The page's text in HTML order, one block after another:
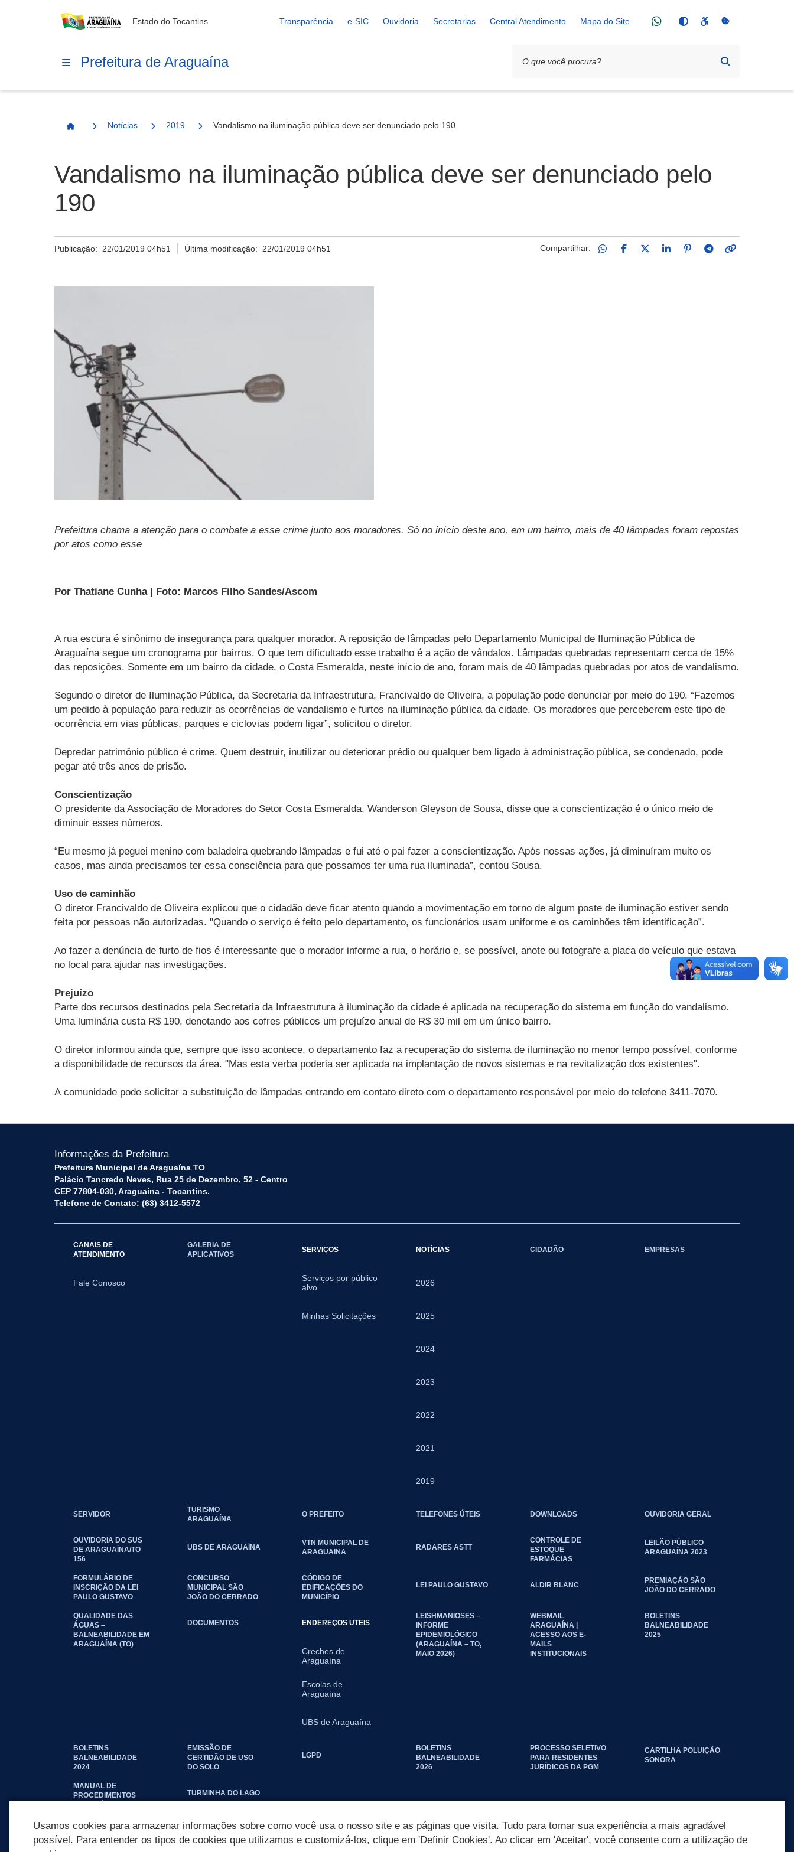
Estado do Tocantins Transparência e-SIC Ouvidoria Secretarias Central Atendimento Mapa do Site
Prefeitura de Araguaína
Página Inicial
Notícias 2019 Vandalismo na iluminação pública deve ser denunciado pelo 190
Vandalismo na iluminação pública deve ser denunciado pelo
190
Publicação: 22/01/2019 04h51 Última modificação: 22/01/2019 04h51 Compartilhar:
Prefeitura chama a atenção para o combate a esse crime junto aos moradores. Só no início deste ano, em um bairro, mais de 40 lâmpadas foram repostas
por atos como esse
Por Thatiane Cunha | Foto: Marcos Filho Sandes/Ascom
A rua escura é sinônimo de insegurança para qualquer morador. A reposição de lâmpadas pelo Departamento Municipal de Iluminação Pública de
Araguaína segue um cronograma por bairros. O que tem dificultado esse trabalho é a ação de vândalos. Lâmpadas quebradas representam cerca de 15%
das reposições. Somente em um bairro da cidade, o Costa Esmeralda, neste início de ano, foram mais de 40 lâmpadas quebradas por atos de vandalismo.
Segundo o diretor de Iluminação Pública, da Secretaria da Infraestrutura, Francivaldo de Oliveira, a população pode denunciar por meio do 190. “Fazemos
um pedido à população para reduzir as ocorrências de vandalismo e furtos na iluminação pública da cidade. Os moradores que perceberem este tipo de
ocorrência em vias públicas, parques e ciclovias podem ligar”, solicitou o diretor.
Depredar patrimônio público é crime. Quem destruir, inutilizar ou deteriorar prédio ou qualquer bem ligado à administração pública, se condenado, pode
pegar até três anos de prisão.
Conscientização
O presidente da Associação de Moradores do Setor Costa Esmeralda, Wanderson Gleyson de Sousa, disse que a conscientização é o único meio de
diminuir esses números.
“Eu mesmo já peguei menino com baladeira quebrando lâmpadas e fui até o pai fazer a conscientização. Após nossas ações, já diminuíram muito os
casos, mas ainda precisamos ter essa consciência para que possamos ter uma rua iluminada”, contou Sousa.
Uso de caminhão
O diretor Francivaldo de Oliveira explicou que o cidadão deve ficar atento quando a movimentação em torno de algum poste de iluminação estiver sendo
feita por pessoas não autorizadas. "Quando o serviço é feito pelo departamento, os funcionários usam uniforme e os caminhões têm identificação”.
Ao fazer a denúncia de furto de fios é interessante que o morador informe a rua, o horário e, se possível, anote ou fotografe a placa do veículo que estava
no local para ajudar nas investigações.
Prejuízo
Parte dos recursos destinados pela Secretaria da Infraestrutura à iluminação da cidade é aplicada na recuperação do sistema em função do vandalismo.
Uma luminária custa R$ 190, denotando aos cofres públicos um prejuízo anual de R$ 30 mil em um único bairro.
O diretor informou ainda que, sempre que isso acontece, o departamento faz a recuperação do sistema de iluminação no menor tempo possível, conforme
a disponibilidade de recursos da área. "Mas esta verba poderia ser aplicada na implantação de novos sistemas e na revitalização dos existentes".
A comunidade pode solicitar a substituição de lâmpadas entrando em contato direto com o departamento responsável por meio do telefone 3411-7070.
Informações da Prefeitura
Prefeitura Municipal de Araguaína TO
Palácio Tancredo Neves, Rua 25 de Dezembro, 52 - Centro
CEP 77804-030, Araguaína - Tocantins.
Telefone de Contato: (63) 3412-5572
CANAIS DE
ATENDIMENTO
Fale Conosco
GALERIA DE
APLICATIVOS
SERVIÇOS
Serviços por público
alvo
Minhas Solicitações
NOTÍCIAS
2026
2025
2024
2023
2022
2021
2019
CIDADÃO EMPRESAS
SERVIDOR
TURISMO
ARAGUAÍNA
O PREFEITO TELEFONES ÚTEIS DOWNLOADS OUVIDORIA GERAL
OUVIDORIA DO SUS
DE ARAGUAÍNA/TO
156
UBS DE ARAGUAÍNA
VTN MUNICIPAL DE
ARAGUAINA
RADARES ASTT
CONTROLE DE
ESTOQUE
FARMÁCIAS
LEILÃO PÚBLICO
ARAGUAÍNA 2023
FORMULÁRIO DE
INSCRIÇÃO DA LEI
PAULO GUSTAVO
CONCURSO
MUNICIPAL SÃO
JOÃO DO CERRADO
CÓDIGO DE
EDIFICAÇÕES DO
MUNICÍPIO
LEI PAULO GUSTAVO ALDIR BLANC
PREMIAÇÃO SÃO
JOÃO DO CERRADO
QUALIDADE DAS
ÁGUAS –
BALNEABILIDADE EM
ARAGUAÍNA (TO)
DOCUMENTOS ENDEREÇOS UTEIS
Creches de
Araguaína
Escolas de
Araguaína
UBS de Araguaína
LEISHMANIOSES –
INFORME
EPIDEMIOLÓGICO
(ARAGUAÍNA – TO,
MAIO 2026)
WEBMAIL
ARAGUAÍNA |
ACESSO AOS E-
MAILS
INSTITUCIONAIS
BOLETINS
BALNEABILIDADE
2025
BOLETINS
BALNEABILIDADE
2024
EMISSÃO DE
CERTIDÃO DE USO
DO SOLO
LGPD
BOLETINS
BALNEABILIDADE
2026
PROCESSO SELETIVO
PARA RESIDENTES
JURÍDICOS DA PGM
CARTILHA POLUIÇÃO
SONORA
MANUAL DE
PROCEDIMENTOS
TURMINHA DO LAGO
Usamos cookies para armazenar informações sobre como você usa o nosso site e as páginas que visita. Tudo para tornar sua experiência a mais agradável
possível. Para entender os tipos de cookies que utilizamos e customizá-los, clique em 'Definir Cookies'. Ao clicar em 'Aceitar', você consente com a utilização de